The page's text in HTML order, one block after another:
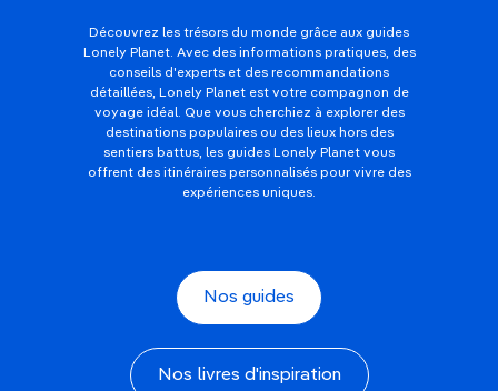
Découvrez les trésors du monde grâce aux guides
Lonely Planet. Avec des informations pratiques, des
conseils d'experts et des recommandations
détaillées, Lonely Planet est votre compagnon de
voyage idéal. Que vous cherchiez à explorer des
destinations populaires ou des lieux hors des
sentiers battus, les guides Lonely Planet vous
offrent des itinéraires personnalisés pour vivre des
expériences uniques.
Nos guides
Nos livres d'inspiration